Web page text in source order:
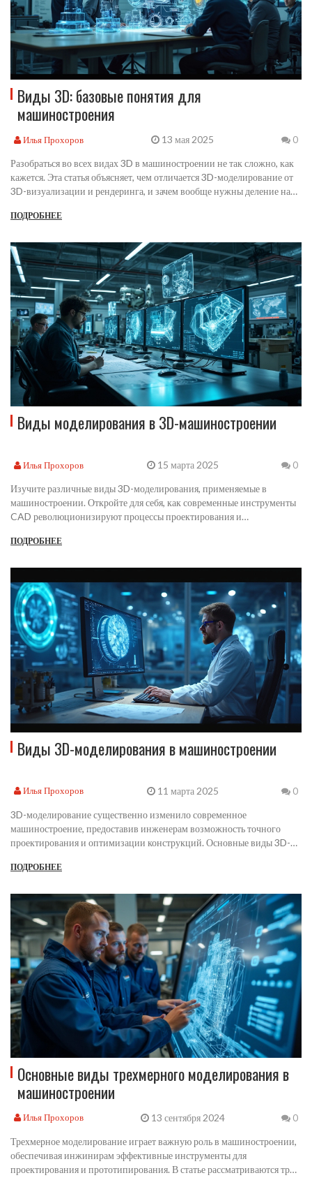
Виды 3D: базовые понятия для
машиностроения
Илья Прохоров 13 мая 2025 0
Разобраться во всех видах 3D в машиностроении не так сложно, как
кажется. Эта статья объясняет, чем отличается 3D-моделирование от
3D-визуализации и рендеринга, и зачем вообще нужны деление на
прототипирование, виртуальный монтаж и анализ ошибок ещё до
работать в этой сфере либо улучшать процессы внутри компании. И
всё это без лишних формальностей, коротко и по делу.
ПОДРОБНЕЕ
Виды моделирования в 3D-машиностроении
Илья Прохоров 15 марта 2025 0
Изучите различные виды 3D-моделирования, применяемые в
машиностроении. Откройте для себя, как современные инструменты
CAD революционизируют процессы проектирования и
создания точных и функциональных инженерных решений. Оцените
выбрать правильные инструменты для ваших инженерных задач.
ПОДРОБНЕЕ
Виды 3D-моделирования в машиностроении
Илья Прохоров 11 марта 2025 0
3D-моделирование существенно изменило современное
машиностроение, предоставив инженерам возможность точного
проектирования и оптимизации конструкций. Основные виды 3D-
поверхностное моделирование и параметрическое проектирование.
стадиях проектирования. Важно выбирать подходящую технику для
достижения наилучших результатов в каждой конкретной задачи.
ПОДРОБНЕЕ
Основные виды трехмерного моделирования в
машиностроении
Илья Прохоров 13 сентября 2024 0
Трехмерное моделирование играет важную роль в машиностроении,
обеспечивая инжинирам эффективные инструменты для
проектирования и прототипирования. В статье рассматриваются три